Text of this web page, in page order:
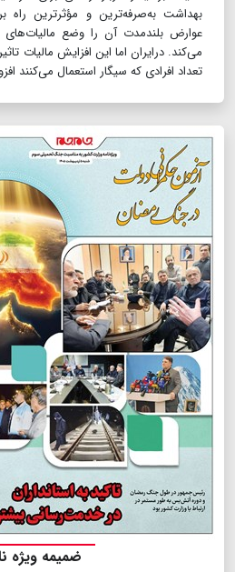
بهداشت به‌صرفه‌ترین و مؤثرترین
عوارض بلندمدت آن را وضع مالیات‌های
می‌کند. درایران اما این افزایش مالیات
تعداد افرادی که سیگار استعمال می‌کنند
ضمیمه ویژه